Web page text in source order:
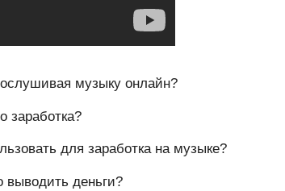
музыку онлайн?
заработка?
для заработка на музыке?
выводить деньги?